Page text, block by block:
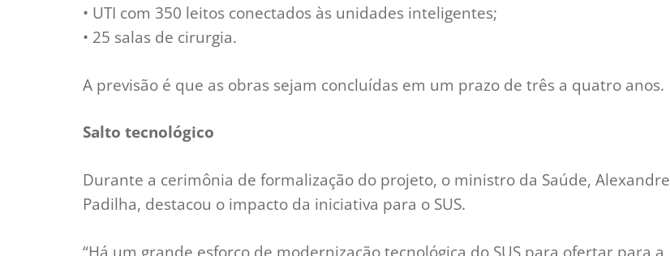
• UTI com 350 leitos conectados às unidades inteligentes;
• 25 salas de cirurgia.
A previsão é que as obras sejam concluídas em um prazo de três a quatro anos.
Salto tecnológico
Durante a cerimônia de formalização do projeto, o ministro da Saúde, Alexandre
Padilha, destacou o impacto da iniciativa para o SUS.
“Há um grande esforço de modernização tecnológica do SUS para ofertar para a